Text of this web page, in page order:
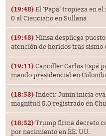
(19:48) El ‘Papá’ tropieza en
0 al Cienciano en Sullana
(19:43) Minsa despliega
atención de heridos tras sismo
(19:11) Canciller Carlos Espá
mando presidencial en
(18:53) Indeci: Junín inicia
magnitud 5.0 registrado en
(18:52) Trump firma decreto
por nacimiento en EE. UU.